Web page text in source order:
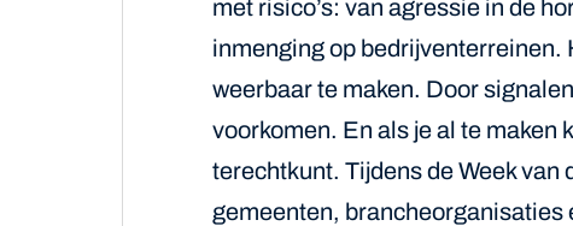
met risico’s: van agressie in de
inmenging op bedrijventerreinen.
weerbaar te maken. Door
voorkomen. En als je al te maken
terechtkunt. Tijdens de Week
gemeenten,